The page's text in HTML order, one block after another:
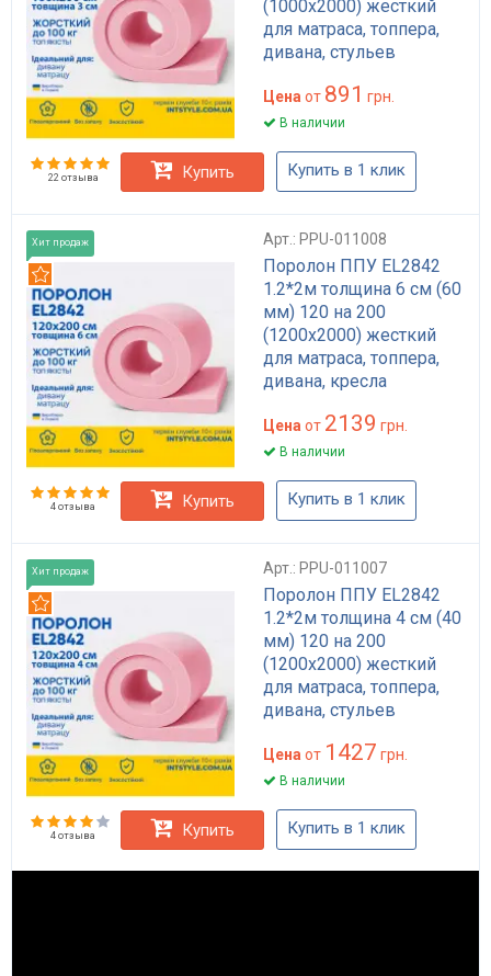
(1000х2000) жесткий
для матраса, топпера,
дивана, стульев
Цена от 891 грн.
В наличии
22 отзыва Купить Купить в 1 клик
Хит продаж Арт.: PPU-011008
Поролон ППУ EL2842
1.2*2м толщина 6 см (60
мм) 120 на 200
(1200х2000) жесткий
для матраса, топпера,
дивана, кресла
Цена от 2139 грн.
В наличии
4 отзыва Купить Купить в 1 клик
Хит продаж Арт.: PPU-011007
Поролон ППУ EL2842
1.2*2м толщина 4 см (40
мм) 120 на 200
(1200х2000) жесткий
для матраса, топпера,
дивана, стульев
Цена от 1427 грн.
В наличии
4 отзыва Купить Купить в 1 клик